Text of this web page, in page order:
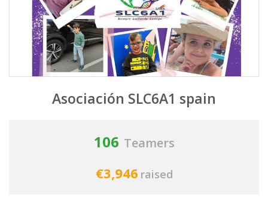
Asociación SLC6A1 spain
106 Teamers
€3,946 raised